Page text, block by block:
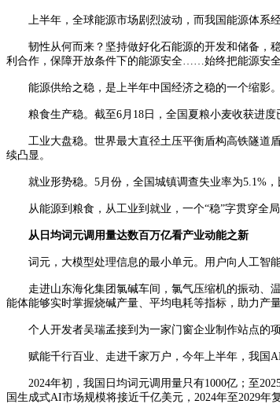
上半年，全球能源市场剧烈波动，而我国能源体系经
韧性从何而来？坚持做好化石能源的开发和储备，稳
利合作，保障开放条件下的能源安全……始终把能源安
能源供给之稳，是上半年中国经济之稳的一个缩影。
粮食生产稳。截至6月18日，全国夏粮小麦收获进度
工业大盘稳。世界最大直径土压平衡盾构高铁隧道盾
续凸显。
就业形势稳。5月份，全国城镇调查失业率为5.1%，
从能源到粮食，从工业到就业，一个“稳”字贯穿全局
从日均词元调用量达数百万亿看产业动能之新
词元，大模型处理信息的最小单元。用户向人工智能
走进山东海化集团氯碱车间，氯气压缩机的振动、温
能体能够实时掌握烧碱产量、平均电耗等指标，助力产
个人开发者吴瑞孟接到为一家门窗企业制作站点的项
赋能千行百业、走进千家万户，今年上半年，我国AI
2024年初，我国日均词元调用量只有1000亿；至
国生成式AI市场规模将接近千亿美元，2024年至2029年